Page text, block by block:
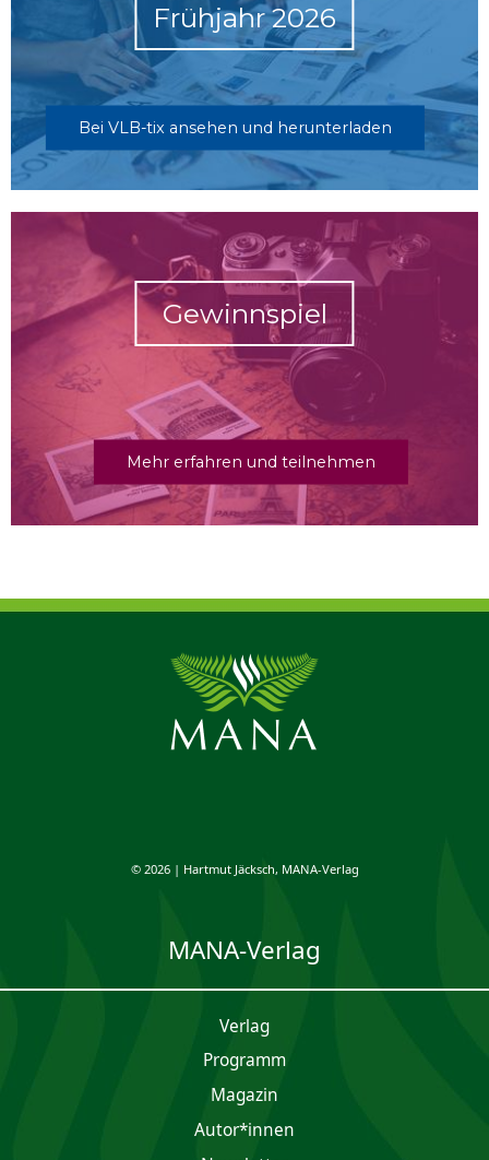
Frühjahr 2026
Bei VLB-tix ansehen und herunterladen
Gewinnspiel
Mehr erfahren und teilnehmen
© 2026 | Hartmut Jäcksch, MANA-Verlag
MANA-Verlag
Verlag
Programm
Magazin
Autor*innen